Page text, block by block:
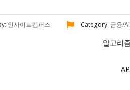
인사이트캠퍼스 Category: 금융/
알고리